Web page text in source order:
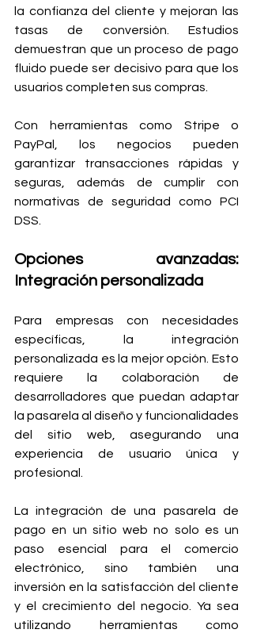
la confianza del cliente y mejoran las
tasas de conversión. Estudios
demuestran que un proceso de pago
fluido puede ser decisivo para que los
usuarios completen sus compras.
Con herramientas como Stripe o
PayPal, los negocios pueden
garantizar transacciones rápidas y
seguras, además de cumplir con
normativas de seguridad como PCI
DSS.
Opciones avanzadas:
Integración personalizada
Para empresas con necesidades
específicas, la integración
personalizada es la mejor opción. Esto
requiere la colaboración de
desarrolladores que puedan adaptar
la pasarela al diseño y funcionalidades
del sitio web, asegurando una
experiencia de usuario única y
profesional.
La integración de una pasarela de
pago en un sitio web no solo es un
paso esencial para el comercio
electrónico, sino también una
inversión en la satisfacción del cliente
y el crecimiento del negocio. Ya sea
utilizando herramientas como